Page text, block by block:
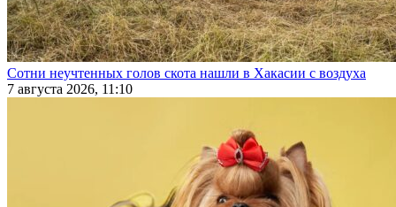
Сотни неучтенных голов скота нашли в Хакасии с воздуха
7 августа 2026, 11:10